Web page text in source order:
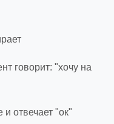
говорит: "хочу на
отвечает "ок"